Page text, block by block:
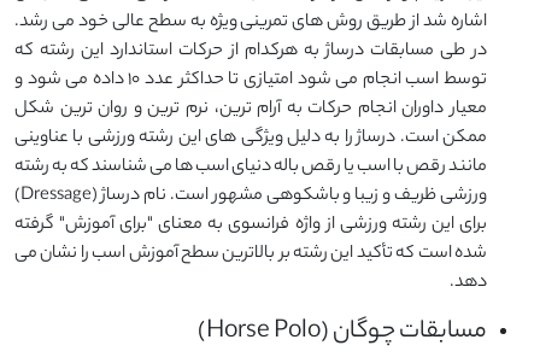
اشاره شد از طریق روش های تمرینی ویژه به سطح عالی خود می رشد.
در طی مسابقات درساژ به هرکدام از حرکات استاندارد این رشته که
توسط اسب انجام می شود امتیازی تا حداکثر عدد ۱۰ داده می شود و
معیار داوران انجام حرکات به آرام ترین، نرم ترین و روان ترین شکل
ممکن است. درساژ را به دلیل ویژگی های این رشته ورزشی با عناوینی
مانند رقص با اسب یا رقص باله دنیای اسب ها می شناسند که به رشته
ورزشی ظریف و زیبا و باشکوهی مشهور است. نام درساژ (Dressage)
برای این رشته ورزشی از واژه فرانسوی به معنای "برای آموزش" گرفته
شده است که تأکید این رشته بر بالاترین سطح آموزش اسب را نشان می
دهد.
مسابقات چوگان (Horse Polo)